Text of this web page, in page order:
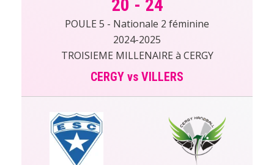
20 - 24
POULE 5 - Nationale 2 féminine
2024-2025
TROISIEME MILLENAIRE à CERGY
CERGY vs VILLERS